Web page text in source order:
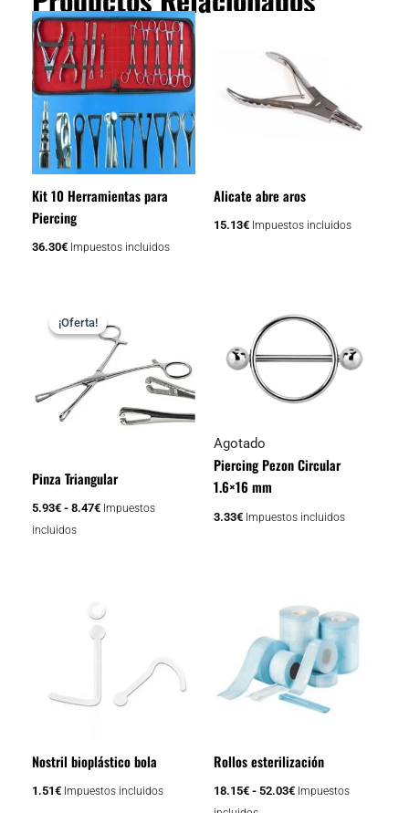
Kit 10 Herramientas para
Piercing
36.30€ Impuestos incluidos
Alicate abre aros
15.13€ Impuestos incluidos
¡Oferta!
¡Oferta!
Pinza Triangular
5.93€ - 8.47€
precios:
desde
5.93€
hasta
Impuestos
incluidos
producto
múltiples
variantes.
pueden
elegir
producto
Agotado
Piercing Pezon Circular
1.6×16 mm
3.33€ Impuestos incluidos
Nostril bioplástico bola
1.51€ Impuestos incluidos
Rollos esterilización
18.15€ - 52.03€
precios:
desde
18.15€
hasta
52.03€
Impuestos
producto
múltiples
variantes.
Las
pueden
elegir